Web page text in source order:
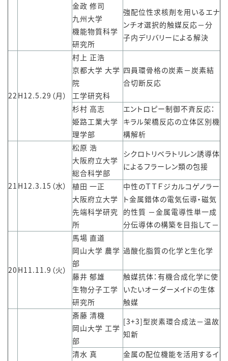
金政 修司
九州大学
機能物質科学
研究所
強配位性求核剤を用いるエナ
ンチオ選択的触媒反応－分
子内デリバリーによる解決
22 H12.5.29（月）
村上 正浩
京都大学 大学
院
工学研究科
四員環骨格の炭素－炭素結
合切断反応
杉村 高志
姫路工業大学
理学部
エントロピー制御不斉反応：
キラル架橋反応の立体区別機
構解析
21 H12.3.15（水）
松原 浩
大阪府立大学
総合科学部
シクロトリベラトリレン誘導体
によるフラーレン類の包接
植田 一正
大阪府立大学
先端科学研究
所
中性のＴＴＦジカルコゲノラー
ト金属錯体の電気伝導・磁気
的性質 －金属電導性単一成
分伝導体の構築を目指して－
20 H11.11.9（火）
馬場 直道
岡山大学 農学
部
過酸化脂質の化学と生化学
藤井 郁雄
生物分子工学
研究所
触媒抗体：有機合成化学に使
いたいオーダーメイドの生体
触媒
斎藤 清機
岡山大学 工学
部
[3+3]型炭素環合成法－温故
知新
清水 真
金属の配位機能を活用するイ